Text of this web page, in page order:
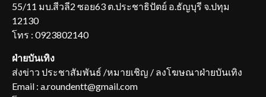
55/11 มบ.สีวลี2 ซอย63 ต.ประชาธิปัตย์ อ.ธัญบุรี จ.ปทุม
12130
โทร : 0923802140
ฝ่ายบันเทิง
ส่งข่าว ประชาสัมพันธ์ /หมายเชิญ / ลงโฆษณาฝ่ายบันเทิง
Email : a.roundentt@gmail.com